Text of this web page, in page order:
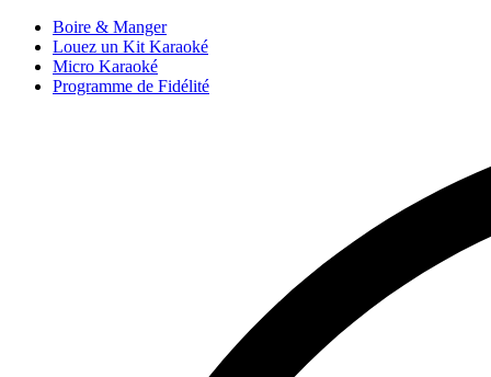
Boire & Manger
Louez un Kit Karaoké
Micro Karaoké
Programme de Fidélité